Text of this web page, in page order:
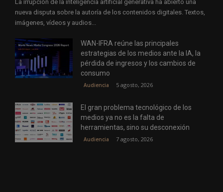
La irrupción de la inteligencia artificial generativa ha abierto una
nueva disputa sobre la autoría de los contenidos digitales. Textos,
imágenes, vídeos y audios...
WAN-IFRA reúne las principales
estrategias de los medios ante la IA, la
pérdida de ingresos y los cambios de
consumo
Audiencia 5 agosto, 2026
El gran problema tecnológico de los
medios ya no es la falta de
herramientas, sino su desconexión
Audiencia 7 agosto, 2026